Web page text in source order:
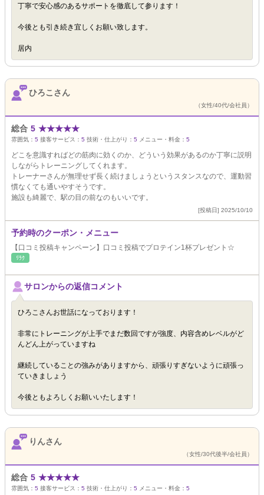
丁寧で安心感のあるサポートを徹底して参ります！
今後とも引き続き宜しくお願い致します。
居内
ひろこさん
（女性/40代/会社員）
総合 5 ★★★★★
雰囲気： 5 接客サービス： 5 技術・仕上がり： 5 メニュー・料金： 5
どこを意識すればどの筋肉に効くのか、どういう効果があるのか丁寧に説明
しながらトレーニングしてくれます。
トレーナーさんが無理せず長く続けましょうというスタンスなので、運動習
慣なくても通いやすそうです。
施設も綺麗で、駅の目の前なのもいいです。
[投稿日] 2025/10/10
予約時のクーポン・メニュー
【口コミ投稿キャンペーン】口コミ投稿でプロテイン1杯プレゼント☆
ﾘﾗｸ
サロンからの返信コメント
ひろこさんお世話になっております！
非常にトレーニングが上手でまだ数回ですが強度、内容含めレベルがど
んどん上がっていますね
継続していることの強みがありますから、頑張りすぎないように頑張っ
ていきましょう
今後ともよろしくお願いいたします！
りんさん
（女性/30代後半/会社員）
総合 5 ★★★★★
雰囲気： 5 接客サービス： 5 技術・仕上がり： 5 メニュー・料金： 5